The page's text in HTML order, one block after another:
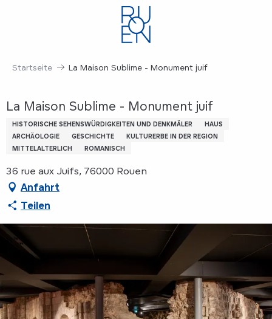
Startseite La Maison Sublime - Monument juif
La Maison Sublime - Monument juif
HISTORISCHE SEHENSWÜRDIGKEITEN UND DENKMÄLER
HAUS
ARCHÄOLOGIE
GESCHICHTE
KULTURERBE IN DER REGION
MITTELALTERLICH
ROMANISCH
36 rue aux Juifs, 76000 Rouen
Anfahrt
Teilen